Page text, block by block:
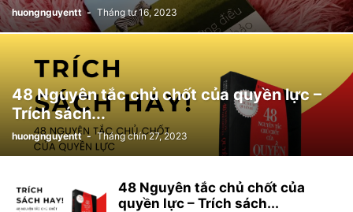
huongnguyentt - Tháng tư 16, 2023
48 Nguyên tắc chủ chốt của quyền lực –
Trích sách...
huongnguyentt - Tháng chín 27, 2023
48 Nguyên tắc chủ chốt của
quyền lực – Trích sách...